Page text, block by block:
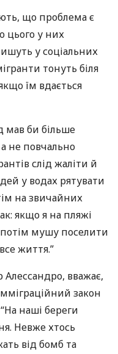
що проблема є
цього у них
у соціальних
тонуть біля
їм вдається
мав би більше
не повчально
слід жаліти й
у водах рятувати
на звичайних
якщо я на пляжі
мушу поселити
життя.”
вважає,
закон
“На наші береги
Невже хтось
від бомб та